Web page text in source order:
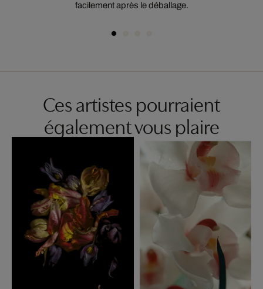
facilement après le déballage.
Ces artistes pourraient
également vous plaire